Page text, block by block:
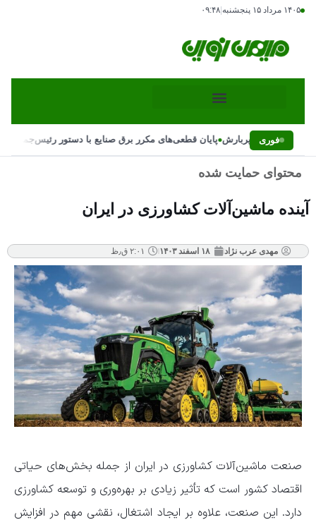
۱۴۰۵ مرداد ۱۵ پنجشنبه ۰۹:۴۸
فوری
احتمال پاییز پربارش• پایان قطعی‌های مکرر برق صنایع با دستور رئیس‌جمهور
محتوای حمایت شده
آینده ماشین‌آلات کشاورزی در ایران
مهدی عرب نژاد ۱۸ اسفند ۱۴۰۳ ۲:۰۱ ق٫ظ
صنعت ماشین‌آلات کشاورزی در ایران از جمله بخش‌های حیاتی
اقتصاد کشور است که تأثیر زیادی بر بهره‌وری و توسعه کشاورزی
دارد. این صنعت، علاوه بر ایجاد اشتغال، نقشی مهم در افزایش